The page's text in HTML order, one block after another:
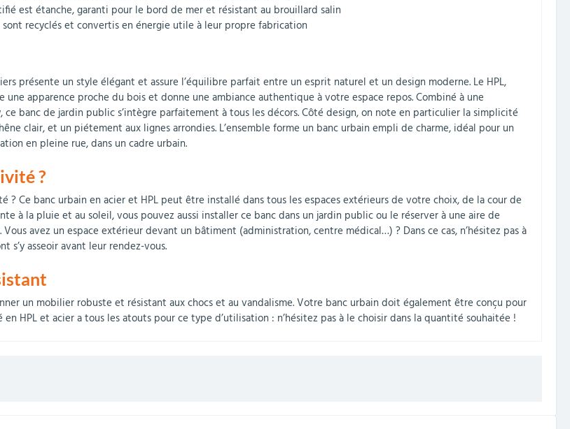
est étanche, garanti pour le bord de mer et résistant au brouillard salin
recyclés et convertis en énergie utile à leur propre fabrication
présente un style élégant et assure l’équilibre parfait entre un esprit naturel et un design moderne. Le HPL,
apparence proche du bois et donne une ambiance authentique à votre espace repos. Combiné à une
banc de jardin public s’intègre parfaitement à tous les décors. Côté design, on note en particulier la simplicité
clair, et un piétement aux lignes arrondies. L’ensemble forme un banc urbain empli de charme, idéal pour un
en pleine rue, dans un cadre urbain.
?
Ce banc urbain en acier et HPL peut être installé dans tous les espaces extérieurs de votre choix, de la cour de
à la pluie et au soleil, vous pouvez aussi installer ce banc dans un jardin public ou le réserver à une aire de
avez un espace extérieur devant un bâtiment (administration, centre médical…) ? Dans ce cas, n’hésitez pas à
s’y asseoir avant leur rendez-vous.
un mobilier robuste et résistant aux chocs et au vandalisme. Votre banc urbain doit également être conçu pour
HPL et acier a tous les atouts pour ce type d’utilisation : n’hésitez pas à le choisir dans la quantité souhaitée !